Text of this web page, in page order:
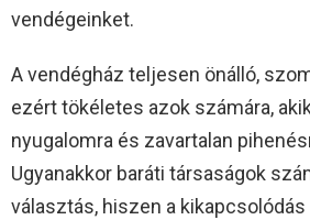
vendégeinket.
A vendégház teljesen önálló,
ezért tökéletes azok számára,
nyugalomra és zavartalan
Ugyanakkor baráti társaságok
választás, hiszen a